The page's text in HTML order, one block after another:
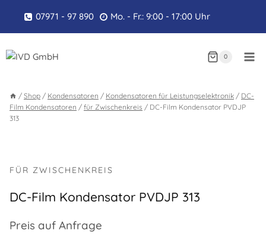
springen
07971 - 97 890 Mo. - Fr.: 9:00 - 17:00 Uhr
0
/ Shop / Kondensatoren / Kondensatoren für Leistungselektronik / DC-
Film Kondensatoren / für Zwischenkreis / DC-Film Kondensator PVDJP
313
FÜR ZWISCHENKREIS
DC-Film Kondensator PVDJP 313
Preis auf Anfrage